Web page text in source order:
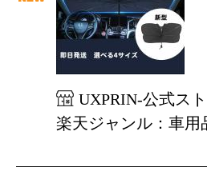
UXPRIN-公式ス
楽天ジャンル：車用